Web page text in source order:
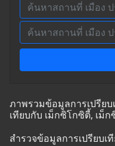
ภาพรวมข้อมูลการเปรีย
เทียบกับ เม็กซิโกซิตี้, เม็ก
สำรวจข้อมูลการเปรียบ